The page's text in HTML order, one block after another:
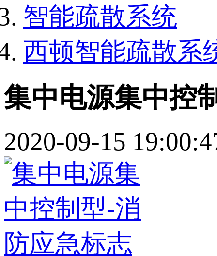
智能疏散系统
西顿智能疏散系
集中电源集中控
2020-09-15